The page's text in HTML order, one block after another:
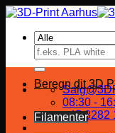
Fortsæt
indhold
Søg
efter:
08:30 -
+45 8282
Beregn dit 3D
Filamenter